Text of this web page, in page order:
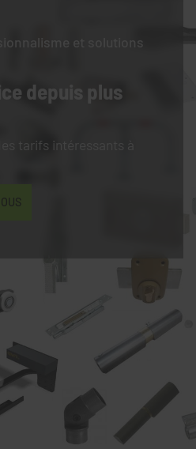
et solutions
depuis plus
tarifs intéressants à